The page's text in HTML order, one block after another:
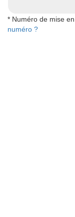
* Numéro de mise
numéro ?